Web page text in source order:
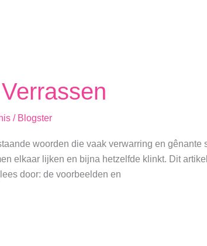
/ Blogster
woorden die vaak verwarring en
elkaar lijken en bijna hetzelfde klinkt. Dit
door: de voorbeelden en